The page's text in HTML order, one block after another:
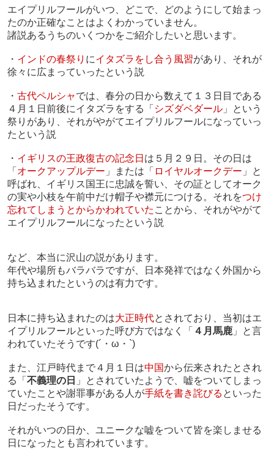
エイプリルフールがいつ、どこで、どのようにして始まっ
たのか正確なことはよくわかっていません。
諸説あるうちのいくつかをご紹介したいと思います。
・ インドの春祭り にイタズラをし合う風習があり、それが
徐々に広まっていったという説
・ 古代ペルシャでは、春分の日から数えて１３日目である
４月１日前後にイタズラをする「 シズダベダール」という
祭りがあり、それがやがてエイプリルフールになっていっ
たという説
・ イギリスの王政復古の記念日 は５月２９日。その日は
「 オークアップルデー 」または「 ロイヤルオークデー 」と
呼ばれ、イギリス国王に忠誠を誓い、その証としてオーク
の実や小枝を午前中だけ帽子や襟元につける。それをつけ
忘れてしまうとからかわれていた ことから、それがやがて
エイプリルフールになったという説
など、本当に沢山の説があります。
年代や場所もバラバラですが、日本発祥ではなく外国から
持ち込まれたというのは有力です。
日本に持ち込まれたのは大正時代とされており、当初はエ
イプリルフールといった呼び方ではなく「 ４月馬鹿」と言
われていたそうです(´・ω・`)
また、江戸時代まで４月１日は中国から伝来されたとされ
る「 不義理の日 」とされていたようで、嘘をついてしまっ
ていたことや謝罪事がある人が手紙を書き詫びる といった
日だったそうです。
それがいつの日か、ユニークな嘘をついて皆を楽しませる
日になったとも言われています。